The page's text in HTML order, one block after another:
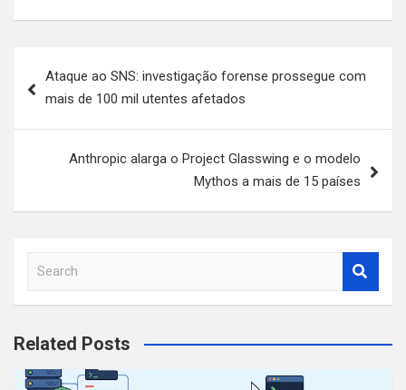
de
Ataque ao SNS: investigação forense prossegue com
mais de 100 mil utentes afetados
Anthropic alarga o Project Glasswing e o modelo
Mythos a mais de 15 países
a
c
h
Related Posts